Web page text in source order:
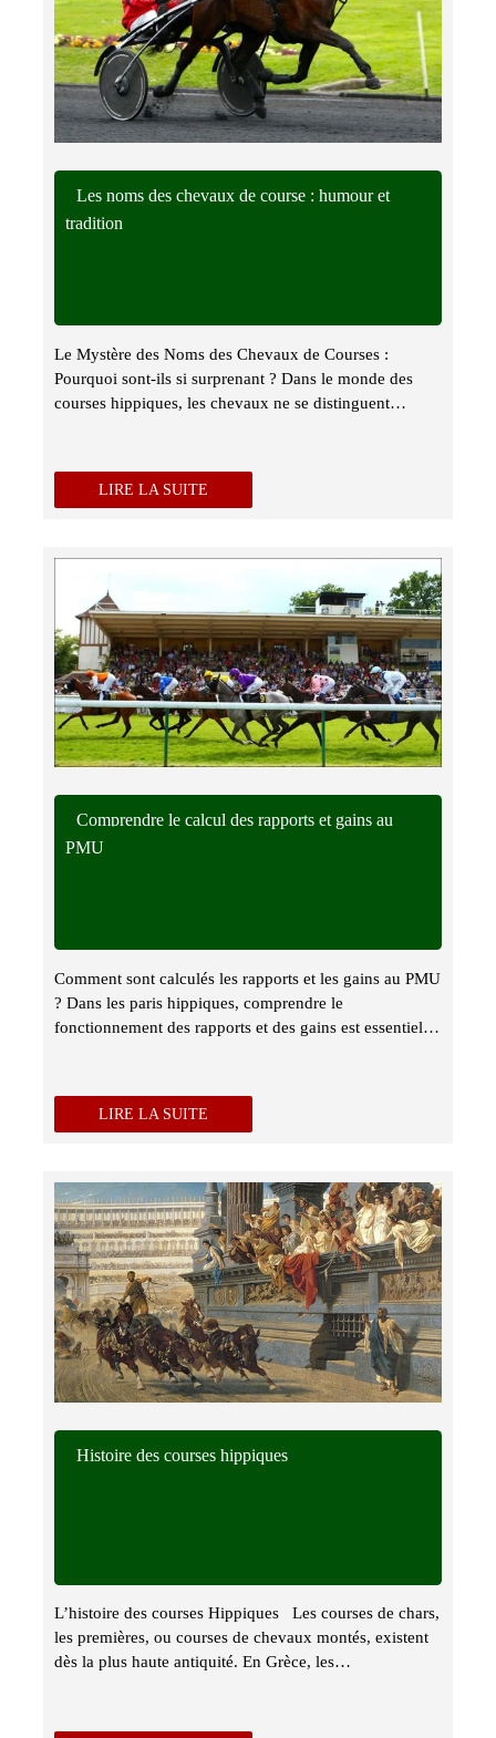
Les noms des chevaux de course : humour et
tradition
Le Mystère des Noms des Chevaux de Courses :
Pourquoi sont-ils si surprenant ? Dans le monde des
courses hippiques, les chevaux ne se distinguent…
LIRE LA SUITE
Comprendre le calcul des rapports et gains au
PMU
Comment sont calculés les rapports et les gains au PMU
? Dans les paris hippiques, comprendre le
fonctionnement des rapports et des gains est essentiel…
LIRE LA SUITE
Histoire des courses hippiques
L’histoire des courses Hippiques Les courses de chars,
les premières, ou courses de chevaux montés, existent
dès la plus haute antiquité. En Grèce, les…